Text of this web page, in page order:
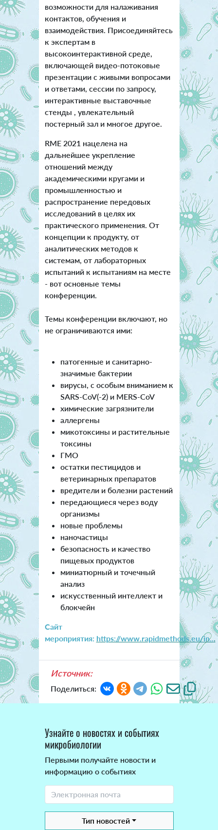
возможности для налаживания
контактов, обучения и
взаимодействия. Присоединяйтесь
к экспертам в
высокоинтерактивной среде,
включающей видео-потоковые
презентации с живыми вопросами
и ответами, сессии по запросу,
интерактивные выставочные
стенды , увлекательный
постерный зал и многое другое.
RME 2021 нацелена на
дальнейшее укрепление
отношений между
академическими кругами и
промышленностью и
распространение передовых
исследований в целях их
практического применения. От
концепции к продукту, от
аналитических методов к
системам, от лабораторных
испытаний к испытаниям на месте
- вот основные темы
конференции.
Темы конференции включают, но
не ограничиваются ими:
патогенные и санитарно-
значимые бактерии
вирусы, с особым вниманием к
SARS-CoV(-2) и MERS-CoV
химические загрязнители
аллергены
микотоксины и растительные
токсины
ГМО
остатки пестицидов и
ветеринарных препаратов
вредители и болезни растений
передающиеся через воду
организмы
новые проблемы
наночастицы
безопасность и качество
пищевых продуктов
миниатюрный и точечный
анализ
искусственный интеллект и
блокчейн
Сайт
мероприятия: https://www.rapidmethods.eu/in.. .
Источник:
Поделиться:
Узнайте о новостях и событиях
микробиологии
Первыми получайте новости и
информацию о событиях
Тип новостей